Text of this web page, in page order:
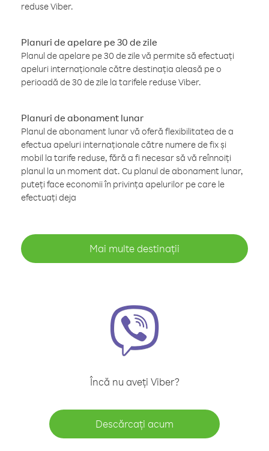
reduse Viber.
Planuri de apelare pe 30 de zile
Planul de apelare pe 30 de zile vă permite să efectuați
apeluri internaționale către destinația aleasă pe o
perioadă de 30 de zile la tarifele reduse Viber.
Planuri de abonament lunar
Planul de abonament lunar vă oferă flexibilitatea de a
efectua apeluri internaționale către numere de fix și
mobil la tarife reduse, fără a fi necesar să vă reînnoiți
planul la un moment dat. Cu planul de abonament lunar,
puteți face economii în privința apelurilor pe care le
efectuați deja
Mai multe destinații
Încă nu aveți Viber?
Descărcați acum